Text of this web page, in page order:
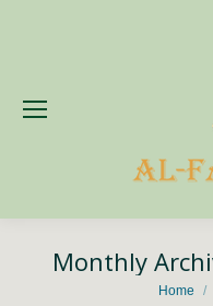
Monthly
You are
Home